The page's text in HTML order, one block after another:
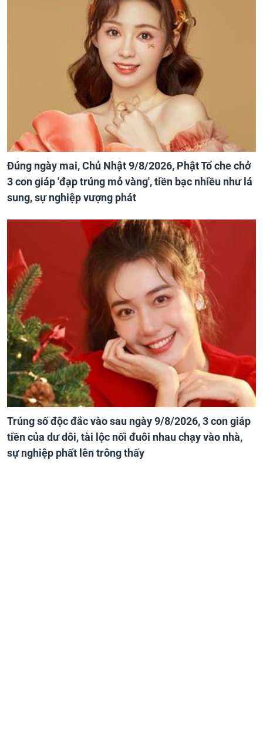
Đúng ngày mai, Chủ Nhật 9/8/2026, Phật Tổ che chở
3 con giáp 'đạp trúng mỏ vàng', tiền bạc nhiều như lá
sung, sự nghiệp vượng phát
Trúng số độc đắc vào sau ngày 9/8/2026, 3 con giáp
tiền của dư dôi, tài lộc nối đuôi nhau chạy vào nhà,
sự nghiệp phất lên trông thấy